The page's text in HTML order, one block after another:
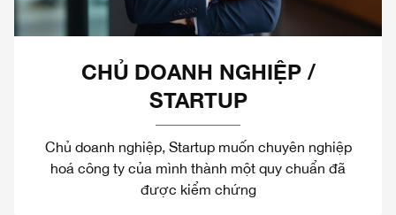
CHỦ DOANH NGHIỆP /
STARTUP
Chủ doanh nghiệp, Startup muốn chuyên nghiệp
hoá công ty của mình thành một quy chuẩn đã
được kiểm chứng